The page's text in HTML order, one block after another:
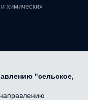
химических
"сельское,